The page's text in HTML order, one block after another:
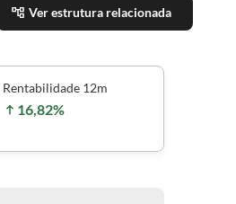
Ver estrutura relacionada
Rentabilidade 12m
16,82%